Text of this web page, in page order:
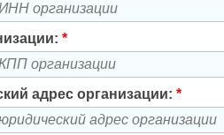
*
адрес организации: *